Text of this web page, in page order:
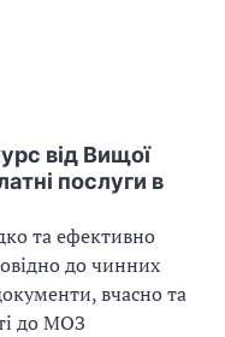
від Вищої
послуги в
та ефективно
до чинних
вчасно та
до МОЗ